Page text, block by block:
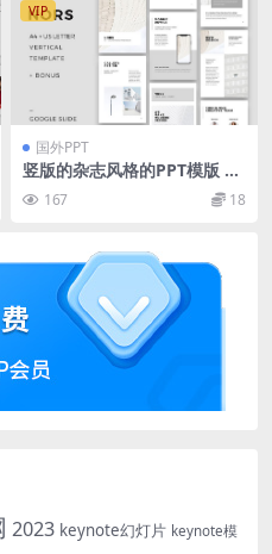
VIP
国外PPT
竖版的杂志风格的PPT模版 N
ORS Vertical Google Slide +
GIFT
167 18
2023 keynote幻灯片 keynote模